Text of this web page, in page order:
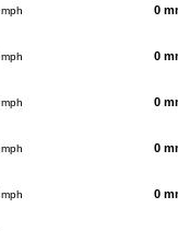
mph 0
mph 0
mph 0
mph 0
mph 0